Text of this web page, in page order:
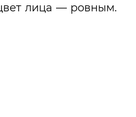
лица — ровным.